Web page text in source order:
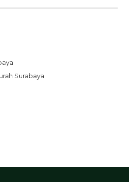
in
Surabaya